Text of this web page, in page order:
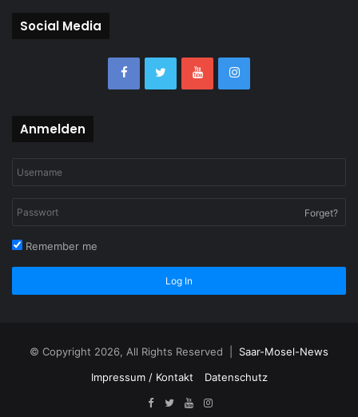
Social Media
Anmelden
Forget?
Remember me
Log In
© Copyright 2026, All Rights Reserved | Saar-Mosel-News
Impressum / Kontakt
Datenschutz